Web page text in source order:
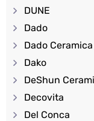
DUNE
Dado
Dado Ceramica
Dako
DeShun
Decovita
Del Conca